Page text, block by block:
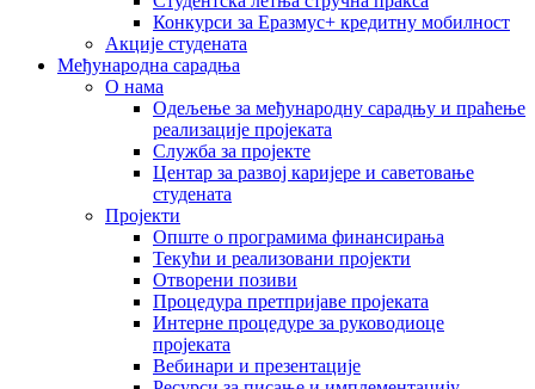
Конкурси за Еразмус+ кредитну мобилност
Акције студената
Међународна сарадња
О нама
Одељење за међународну сарадњу и праћење
реализације пројеката
Служба за пројекте
Центар за развој каријере и саветовање
студената
Пројекти
Опште о програмима финансирања
Текући и реализовани пројекти
Отворени позиви
Процедура претпријаве пројеката
Интерне процедуре за руководиоце
пројеката
Вебинари и презентације